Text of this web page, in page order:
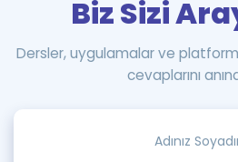
Biz Sizi
Dersler, uygulamalar ve platform
cevaplarını